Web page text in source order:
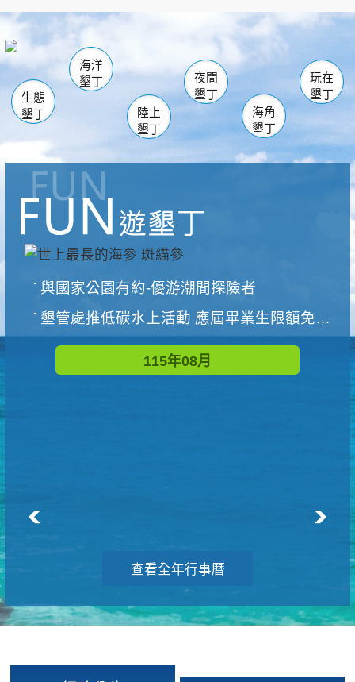
南仁湖
海生館
恆春 佳樂水
龍鑾潭自然中心 森林遊樂區
瓊麻館
關山 墾管處遊客中心
社頂公園 風吹沙
船帆石
白砂 龍磐公園
香蕉灣
砂島
鵝鑾鼻
生態
墾丁
海洋
墾丁
陸上
墾丁
夜間
墾丁
海角
墾丁
玩在
墾丁
與國家公園有約-優游潮間探險者
墾管處推低碳水上活動 應屆畢業生限額免費參加
115年08月
查看全年行事曆